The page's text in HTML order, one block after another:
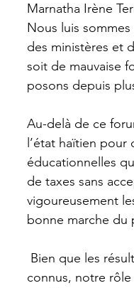
Marnatha Irène
Nous luis
des ministères et
soit de mauvaise
posons depuis
Au-delà de ce
l’état haïtien
éducationnelles
de taxes sans
vigoureusement
bonne marche du
connus, notre